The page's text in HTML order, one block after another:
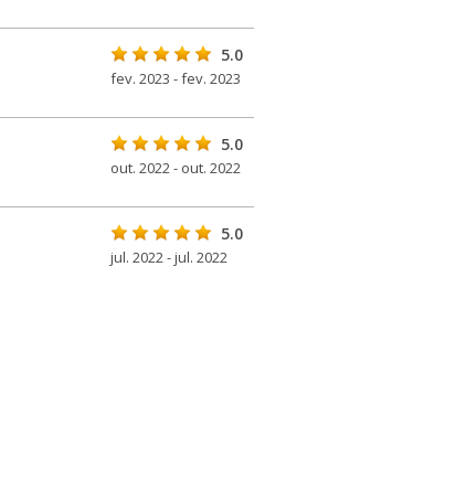
5.0
fev. 2023 - fev. 2023
5.0
out. 2022 - out. 2022
5.0
jul. 2022 - jul. 2022